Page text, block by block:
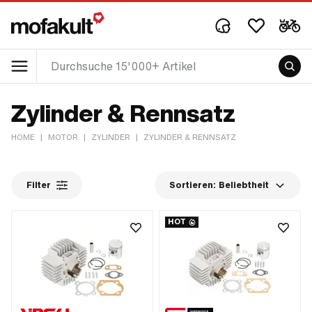
Zylinder & Rennsatz
HOME | MOTOR | ZYLINDER | ZYLINDER & RENNSATZ
Filter Sortieren: Beliebtheit
HOT